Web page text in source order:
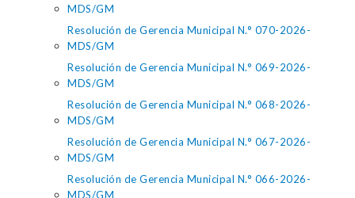
MDS/GM
Resolución de Gerencia Municipal N.° 070-2026-
MDS/GM
Resolución de Gerencia Municipal N.° 069-2026-
MDS/GM
Resolución de Gerencia Municipal N.° 068-2026-
MDS/GM
Resolución de Gerencia Municipal N.° 067-2026-
MDS/GM
Resolución de Gerencia Municipal N.° 066-2026-
MDS/GM